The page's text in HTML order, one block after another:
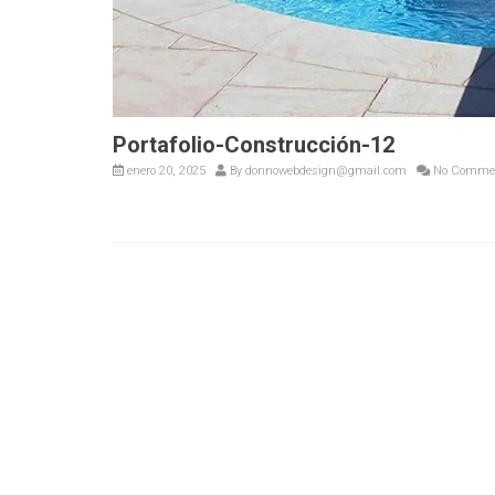
Portafolio-Construcción-12
enero 20, 2025 By donnowebdesign@gmail.com No